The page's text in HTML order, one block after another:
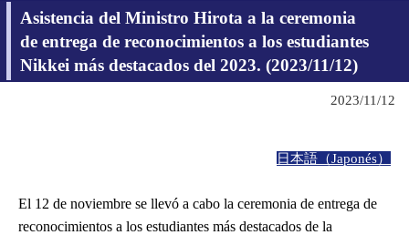
Asistencia del Ministro Hirota a la ceremonia
de entrega de reconocimientos a los estudiantes
Nikkei más destacados del 2023. (2023/11/12)
2023/11/12
日本語（Japonés）
El 12 de noviembre se llevó a cabo la ceremonia de entrega de
reconocimientos a los estudiantes más destacados de la